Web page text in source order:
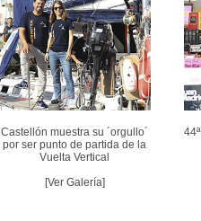
Castellón muestra su ´orgullo´
por ser punto de partida de la
Vuelta Vertical
[Ver Galería]